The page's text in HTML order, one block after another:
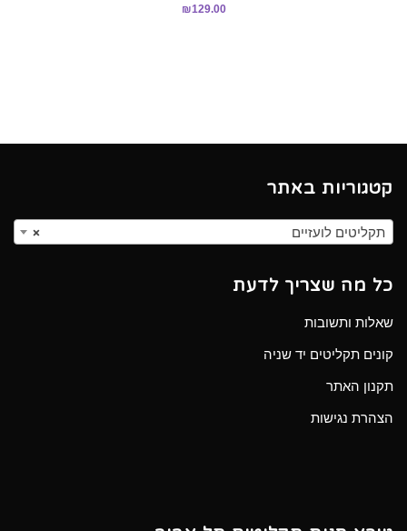
₪129.00
קטגוריות באתר
× תקליטים לועזיים
כל מה שצריך לדעת
שאלות ותשובות
קונים תקליטים יד שניה
תקנון האתר
הצהרת נגישות